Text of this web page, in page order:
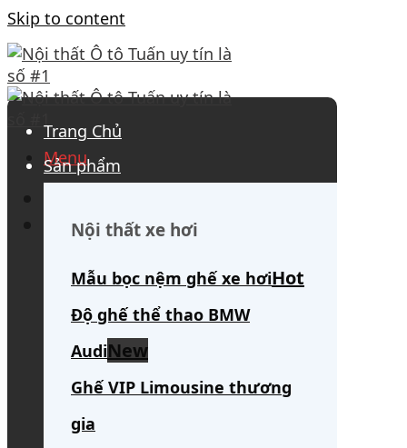
Skip to content
Menu
Search for:
Trang Chủ
Sản phẩm
Nội thất xe hơi
Mẫu bọc nệm ghế xe hơi
Độ ghế thể thao BMW
Audi
Ghế VIP Limousine thương
gia